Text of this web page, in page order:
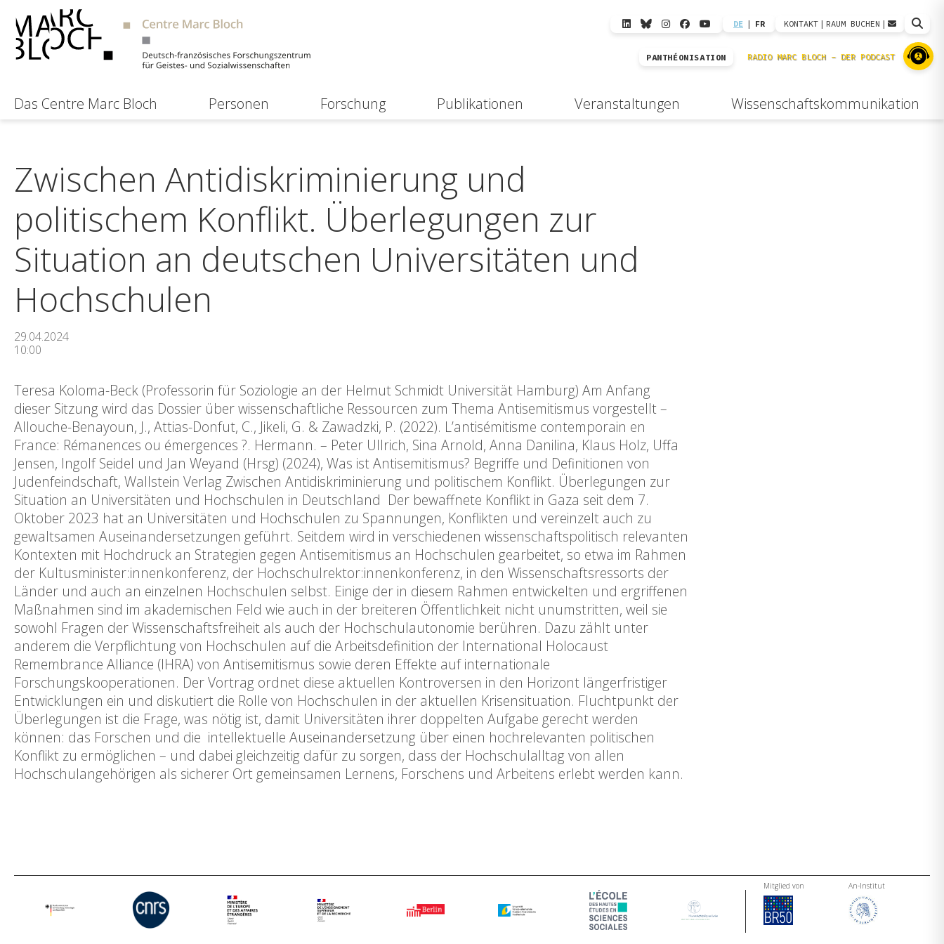
DE | FR KONTAKT | RAUM BUCHEN |
PANTHÉONISATION
Das Centre Marc Bloch Personen Forschung Publikationen Veranstaltungen Wissenschaftskommunikation
Zwischen Antidiskriminierung und
politischem Konflikt. Überlegungen zur
Situation an deutschen Universitäten und
Hochschulen
29.04.2024
10:00
Teresa Koloma-Beck (Professorin für Soziologie an der Helmut Schmidt Universität Hamburg) Am Anfang
dieser Sitzung wird das Dossier über wissenschaftliche Ressourcen zum Thema Antisemitismus vorgestellt –
Allouche-Benayoun, J., Attias-Donfut, C., Jikeli, G. & Zawadzki, P. (2022). L’antisémitisme contemporain en
France: Rémanences ou émergences ?. Hermann. – Peter Ullrich, Sina Arnold, Anna Danilina, Klaus Holz, Uffa
Jensen, Ingolf Seidel und Jan Weyand (Hrsg) (2024), Was ist Antisemitismus? Begriffe und Definitionen von
Judenfeindschaft, Wallstein Verlag Zwischen Antidiskriminierung und politischem Konflikt. Überlegungen zur
Situation an Universitäten und Hochschulen in Deutschland Der bewaffnete Konflikt in Gaza seit dem 7.
Oktober 2023 hat an Universitäten und Hochschulen zu Spannungen, Konflikten und vereinzelt auch zu
gewaltsamen Auseinandersetzungen geführt. Seitdem wird in verschiedenen wissenschaftspolitisch relevanten
Kontexten mit Hochdruck an Strategien gegen Antisemitismus an Hochschulen gearbeitet, so etwa im Rahmen
der Kultusminister:innenkonferenz, der Hochschulrektor:innenkonferenz, in den Wissenschaftsressorts der
Länder und auch an einzelnen Hochschulen selbst. Einige der in diesem Rahmen entwickelten und ergriffenen
Maßnahmen sind im akademischen Feld wie auch in der breiteren Öffentlichkeit nicht unumstritten, weil sie
sowohl Fragen der Wissenschaftsfreiheit als auch der Hochschulautonomie berühren. Dazu zählt unter
anderem die Verpflichtung von Hochschulen auf die Arbeitsdefinition der International Holocaust
Remembrance Alliance (IHRA) von Antisemitismus sowie deren Effekte auf internationale
Forschungskooperationen. Der Vortrag ordnet diese aktuellen Kontroversen in den Horizont längerfristiger
Entwicklungen ein und diskutiert die Rolle von Hochschulen in der aktuellen Krisensituation. Fluchtpunkt der
Überlegungen ist die Frage, was nötig ist, damit Universitäten ihrer doppelten Aufgabe gerecht werden
können: das Forschen und die intellektuelle Auseinandersetzung über einen hochrelevanten politischen
Konflikt zu ermöglichen – und dabei gleichzeitig dafür zu sorgen, dass der Hochschulalltag von allen
Hochschulangehörigen als sicherer Ort gemeinsamen Lernens, Forschens und Arbeitens erlebt werden kann.
Mitglied von An-Institut